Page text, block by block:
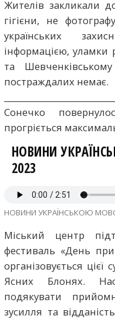
Жителів закликали
гігієни, не
українських
інформацією,
та
постраждалих немає.
Сонечко
прогріється
НОВИНИ
2023
НОВИНИ УКРАЇНСЬКОЮ
Міський центр
фестиваль «День
організовується
Ясних Блонях.
подякувати
зусилля та